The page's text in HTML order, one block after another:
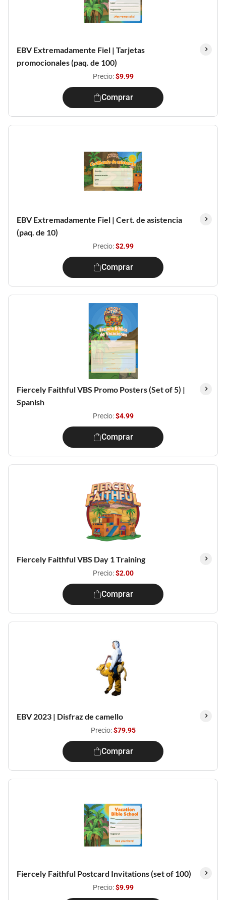
EBV Extremadamente Fiel | Tarjetas
promocionales (paq. de 100)
Precio:$9.99
Comprar
EBV Extremadamente Fiel | Cert. de asistencia
(paq. de 10)
Precio:$2.99
Comprar
Fiercely Faithful VBS Promo Posters (Set of 5) |
Spanish
Precio:$4.99
Comprar
Fiercely Faithful VBS Day 1 Training
Precio:$2.00
Comprar
EBV 2023 | Disfraz de camello
Precio:$79.95
Comprar
Fiercely Faithful Postcard Invitations (set of 100)
Precio:$9.99